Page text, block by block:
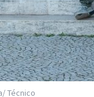
Técnico